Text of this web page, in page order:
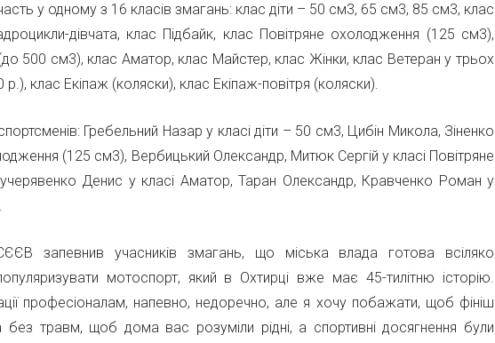
у одному з 16 класів змагань: клас діти – 50 см3, 65 см3, 85 см3, клас
дівчата, клас Підбайк, клас Повітряне охолодження (125 см3),
500 см3), клас Аматор, клас Майстер, клас Жінки, клас Ветеран у трьох
клас Екіпаж (коляски), клас Екіпаж-повітря (коляски).
Гребельний Назар у класі діти – 50 см3, Цибін Микола, Зіненко
(125 см3), Вербицький Олександр, Митюк Сергій у класі Повітряне
Денис у класі Аматор, Таран Олександр, Кравченко Роман у
запевнив учасників змагань, що міська влада готова всіляко
мотоспорт, який в Охтирці вже має 45-тилітню історію.
професіоналам, напевно, недоречно, але я хочу побажати, щоб фініш
травм, щоб дома вас розуміли рідні, а спортивні досягнення були